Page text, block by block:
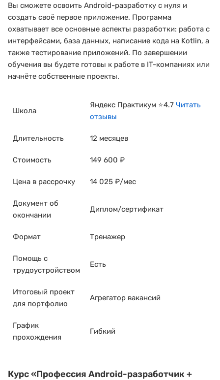
Вы сможете освоить Android-разработку с нуля и
создать своё первое приложение. Программа
охватывает все основные аспекты разработки: работа с
интерфейсами, база данных, написание кода на Kotlin, а
также тестирование приложений. По завершении
обучения вы будете готовы к работе в IT-компаниях или
начнёте собственные проекты.
Школа
Яндекс Практикум ⭐4.7 Читать
отзывы
Длительность 12 месяцев
Стоимость 149 600 ₽
Цена в рассрочку 14 025 ₽/мес
Документ об
окончании
Диплом/сертификат
Формат Тренажер
Помощь с
трудоустройством
Есть
Итоговый проект
для портфолио
Агрегатор вакансий
График
прохождения
Гибкий
Курс«Профессия Android-разработчик +